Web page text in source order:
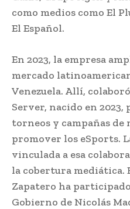
como medios como El
El Español.
En 2023, la empresa
mercado
Venezuela. Allí,
Server, nacido en
torneos y campañas
promover los eSports.
vinculada a esa
la cobertura mediática.
Zapatero ha
Gobierno de Nicolás